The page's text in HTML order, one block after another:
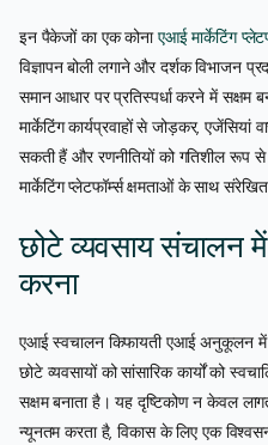
इन पैकेजों का एक कोनाएआई मार्केटिंग
विज्ञापन बोली लगाने और दर्शक विभाजन
समान आधार पर प्रतिस्पर्धा करने में
मार्केटिंग कार्यप्रवाहों से जोड़कर, एजेंसियां
सकती हैं और रणनीतियों को गतिशील रूप
मार्केटिंग प्लेटफॉर्म्स क्षमताओं के साथ
छोटे व्यवसाय संचालन
करना
एआई स्वचालन किफायती एआई अनुकूलन में
छोटे व्यवसायों को सांसारिक कार्यों को
सक्षम बनाता है। यह दृष्टिकोण न केवल
न्यूनतम करता है, विकास के लिए एक